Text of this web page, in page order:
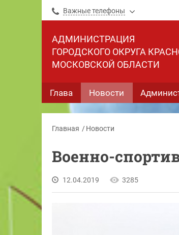
Важные телефоны
АДМИНИСТРАЦИЯ
ГОРОДСКОГО ОКРУГА
МОСКОВСКОЙ ОБЛАСТИ
Глава Новости
Главная Новости
Военно-
12.04.2019 3285